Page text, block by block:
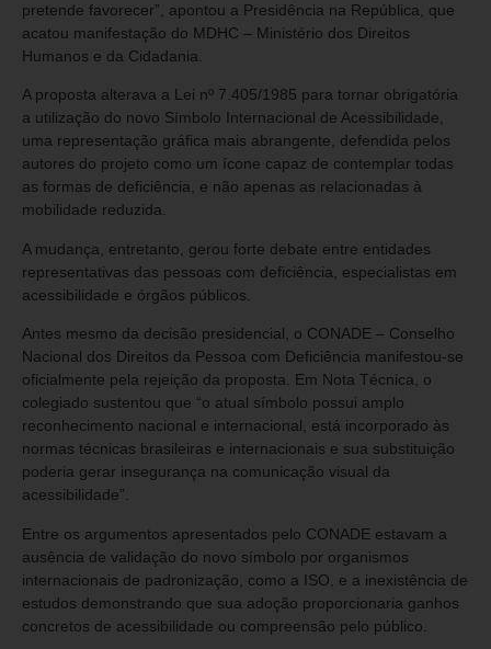
pretende favorecer”, apontou a Presidência na República, que
acatou manifestação do MDHC – Ministério dos Direitos
Humanos e da Cidadania.
A proposta alterava a Lei nº 7.405/1985 para tornar obrigatória
a utilização do novo Símbolo Internacional de Acessibilidade,
uma representação gráfica mais abrangente, defendida pelos
autores do projeto como um ícone capaz de contemplar todas
as formas de deficiência, e não apenas as relacionadas à
mobilidade reduzida.
A mudança, entretanto, gerou forte debate entre entidades
representativas das pessoas com deficiência, especialistas em
acessibilidade e órgãos públicos.
Antes mesmo da decisão presidencial, o CONADE – Conselho
Nacional dos Direitos da Pessoa com Deficiência manifestou-se
oficialmente pela rejeição da proposta. Em Nota Técnica, o
colegiado sustentou que “o atual símbolo possui amplo
reconhecimento nacional e internacional, está incorporado às
normas técnicas brasileiras e internacionais e sua substituição
poderia gerar insegurança na comunicação visual da
acessibilidade”.
Entre os argumentos apresentados pelo CONADE estavam a
ausência de validação do novo símbolo por organismos
internacionais de padronização, como a ISO, e a inexistência de
estudos demonstrando que sua adoção proporcionaria ganhos
concretos de acessibilidade ou compreensão pelo público.